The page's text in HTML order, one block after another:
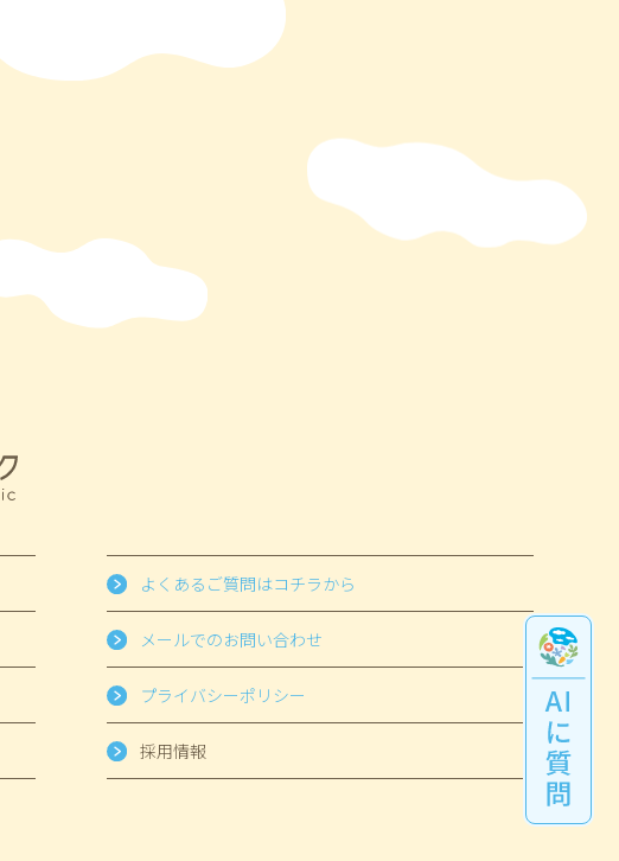
よくあるご質問はコチラから
メールでのお問い合わせ
プライバシーポリシー
採用情報